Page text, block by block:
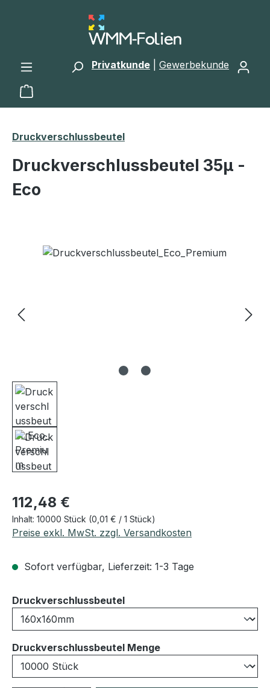
Zum Hauptinhalt springen
Privatkunde Gewerbekunde
Warenkorb enthält 0 Positionen. Der
Druckverschlussbeutel
Druckverschlussbeutel 35μ -
Eco
Bildergalerie überspringen
Regulärer Preis:
112,48 €
Inhalt: 10000 Stück (0,01 € / 1 Stück)
Preise exkl. MwSt. zzgl. Versandkosten
Sofort verfügbar, Lieferzeit: 1-3 Tage
Druckverschlussbeutelauswählen
Druckverschlussbeutel Mengeauswählen